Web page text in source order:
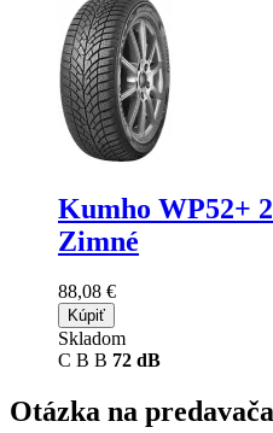
Kumho WP52+
Zimné
88,08 €
Kúpiť
Skladom
C B B 72 dB
Otázka na predavača